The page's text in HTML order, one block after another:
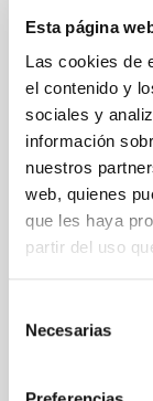
Esta página
Las cookies de
el contenido y
sociales y
información
nuestros
web, quienes
que les haya
partir del uso
Necesarias